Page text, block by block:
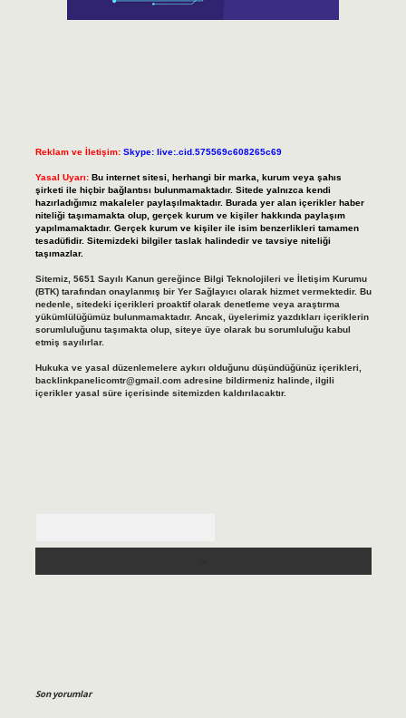
Reklam ve İletişim: Skype: live:.cid.575569c608265c69
Yasal Uyarı: Bu internet sitesi, herhangi bir marka, kurum veya şahıs
şirketi ile hiçbir bağlantısı bulunmamaktadır. Sitede yalnızca kendi
hazırladığımız makaleler paylaşılmaktadır. Burada yer alan içerikler haber
niteliği taşımamakta olup, gerçek kurum ve kişiler hakkında paylaşım
yapılmamaktadır. Gerçek kurum ve kişiler ile isim benzerlikleri tamamen
tesadüfidir. Sitemizdeki bilgiler taslak halindedir ve tavsiye niteliği
taşımazlar.
Sitemiz, 5651 Sayılı Kanun gereğince Bilgi Teknolojileri ve İletişim Kurumu
(BTK) tarafından onaylanmış bir Yer Sağlayıcı olarak hizmet vermektedir. Bu
nedenle, sitedeki içerikleri proaktif olarak denetleme veya araştırma
yükümlülüğümüz bulunmamaktadır. Ancak, üyelerimiz yazdıkları içeriklerin
sorumluluğunu taşımakta olup, siteye üye olarak bu sorumluluğu kabul
etmiş sayılırlar.
Hukuka ve yasal düzenlemelere aykırı olduğunu düşündüğünüz içerikleri,
backlinkpanelicomtr@gmail.comadresine bildirmeniz halinde, ilgili
içerikler yasal süre içerisinde sitemizden kaldırılacaktır.
Son yorumlar